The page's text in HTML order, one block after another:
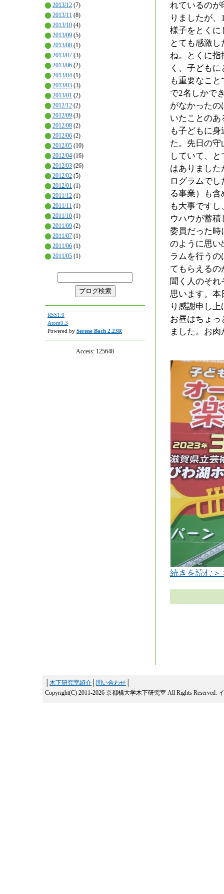
2013/12 (7)
2013/11 (8)
2013/10 (4)
2013/09 (5)
2013/08 (1)
2013/07 (3)
2013/06 (2)
2013/04 (1)
2013/03 (3)
2013/01 (2)
2012/12 (2)
2012/09 (3)
2012/08 (2)
2012/06 (2)
2012/05 (10)
2012/04 (16)
2012/03 (26)
2012/02 (5)
2012/01 (1)
2011/12 (1)
2011/11 (1)
2011/10 (1)
2011/09 (2)
2011/07 (1)
2011/06 (1)
2011/05 (1)
RSS1.0
Atom0.3
Powered by Serene Bach 2.23R
Access: 125648
れているのが
りましたが
様子をとくに
とても感激
ね。とくに
く、子ども
も重要なこ
で2名しかで
がなかった
いたことの
も子どもに
た。先日の
していて、
はありまし
ログラムで
る事業）も
も大事です
ウハウが蓄
委員だった時
のように思い
ラムを行う
てもらえる
聞く人のそ
思います。本
り感謝申し
お昼はちょ
ました。お
続きを読む＞
木下研究室紹介 問い合わせ
Copyright(C) 2011-2026 京都橘大学木下研究室 All Rights Reserved.